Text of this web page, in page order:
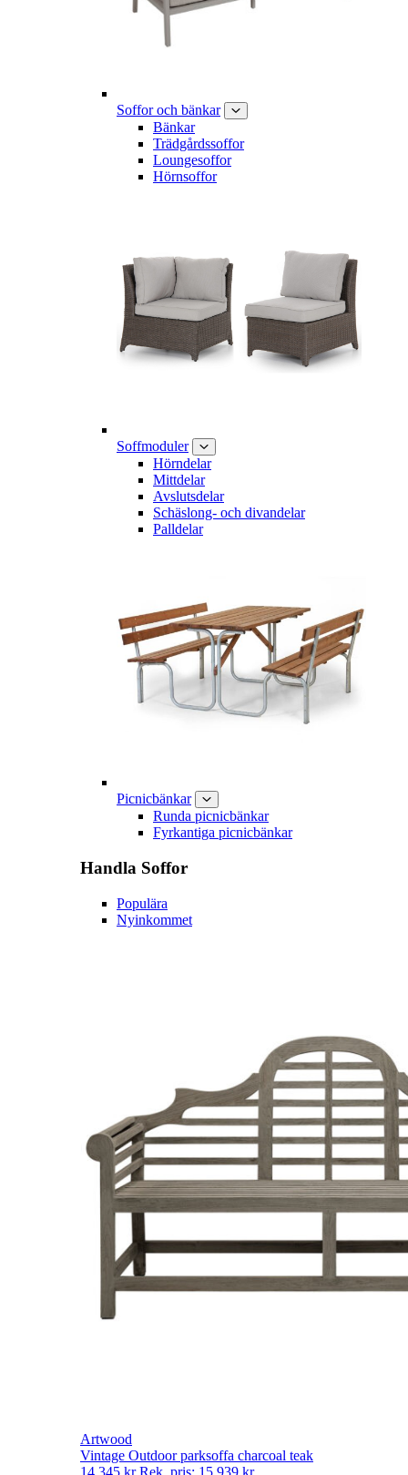
Soffor och bänkar
Bänkar
Trädgårdssoffor
Loungesoffor
Hörnsoffor
Soffmoduler
Hörndelar
Mittdelar
Avslutsdelar
Schäslong- och divandelar
Palldelar
Picnicbänkar
Runda picnicbänkar
Fyrkantiga picnicbänkar
Handla Soffor
Populära
Nyinkommet
Artwood
Vintage Outdoor parksoffa charcoal teak
14 345 kr Rek. pris: 15 939 kr